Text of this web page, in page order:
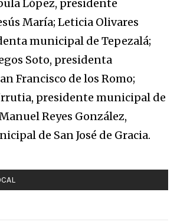
López, presidente
María; Leticia Olivares
municipal de Tepezalá;
Soto, presidenta
Francisco de los Romo;
presidente municipal de
Reyes González,
de San José de Gracia.